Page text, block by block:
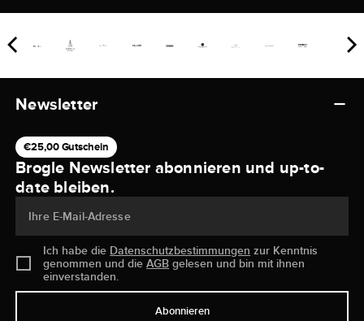
Newsletter
€25,00 Gutschein
Brogle Newsletter abonnieren und up-to-
date bleiben.
Ihre E-Mail-Adresse
Ich habe die Datenschutzbestimmungen zur Kenntnis
genommen und dieAGB gelesen und bin mit ihnen
einverstanden.
Abonnieren